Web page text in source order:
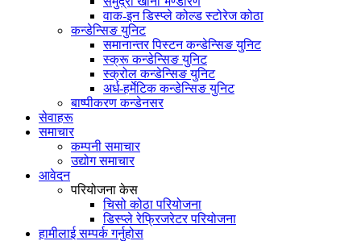
वाक-इन डिस्प्ले कोल्ड स्टोरेज कोठा
कन्डेन्सिङ युनिट
समानान्तर पिस्टन कन्डेन्सिङ युनिट
स्क्रू कन्डेन्सिङ युनिट
स्क्रोल कन्डेन्सिङ युनिट
अर्ध-हर्मेटिक कन्डेन्सिङ युनिट
बाष्पीकरण कन्डेनसर
सेवाहरू
समाचार
कम्पनी समाचार
उद्योग समाचार
आवेदन
परियोजना केस
चिसो कोठा परियोजना
डिस्प्ले रेफ्रिजरेटर परियोजना
हामीलाई सम्पर्क गर्नुहोस